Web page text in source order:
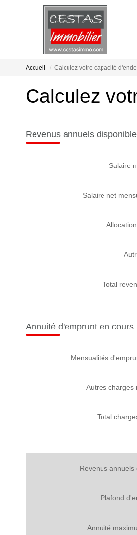
Accueil Calculez votre capacité
Calculez
Revenus annuels
Salaire
Salaire net
Total
Annuité d'emprunt en cours
Mensualités
Autres charges
Total
Revenus annuels
Plafond
Annuité